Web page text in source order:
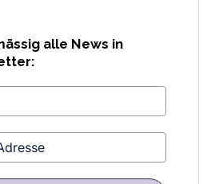
alle News in